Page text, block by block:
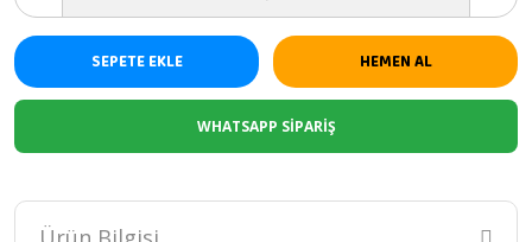
SEPETE EKLE HEMEN AL
WHATSAPP SİPARİŞ